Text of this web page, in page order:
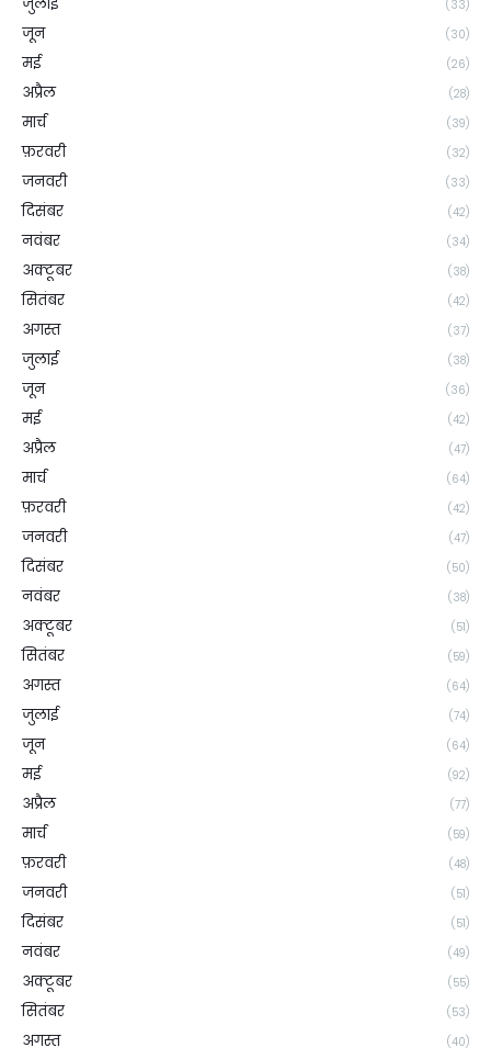
(33)
जून (30)
मई (26)
अप्रैल (28)
मार्च (39)
फ़रवरी (32)
जनवरी (33)
दिसंबर (42)
नवंबर (34)
अक्टूबर (38)
सितंबर (42)
अगस्त (37)
जुलाई (38)
जून (36)
मई (42)
अप्रैल (47)
मार्च (64)
फ़रवरी (42)
जनवरी (47)
दिसंबर (50)
नवंबर (38)
अक्टूबर (51)
सितंबर (59)
अगस्त (64)
जुलाई (74)
जून (64)
मई (92)
अप्रैल (77)
मार्च (59)
फ़रवरी (48)
जनवरी (51)
दिसंबर (51)
नवंबर (49)
अक्टूबर (55)
सितंबर (53)
अगस्त (40)